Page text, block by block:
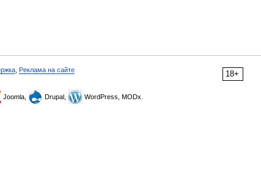
18+
Реклама на сайте
Joomla, Drupal, WordPress, MODx.